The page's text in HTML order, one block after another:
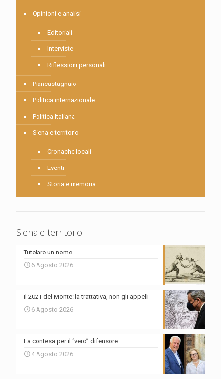
Opinioni e analisi
Editoriali
Interviste
Riflessioni personali
Piancastagnaio
Politica internazionale
Politica Italiana
Siena e territorio
Cronache locali
Eventi
Storia e memoria
Siena e territorio:
Tutelare un nome
6 Agosto 2026
Il 2021 del Monte: la trattativa, non gli appelli
6 Agosto 2026
La contesa per il “vero” difensore
4 Agosto 2026